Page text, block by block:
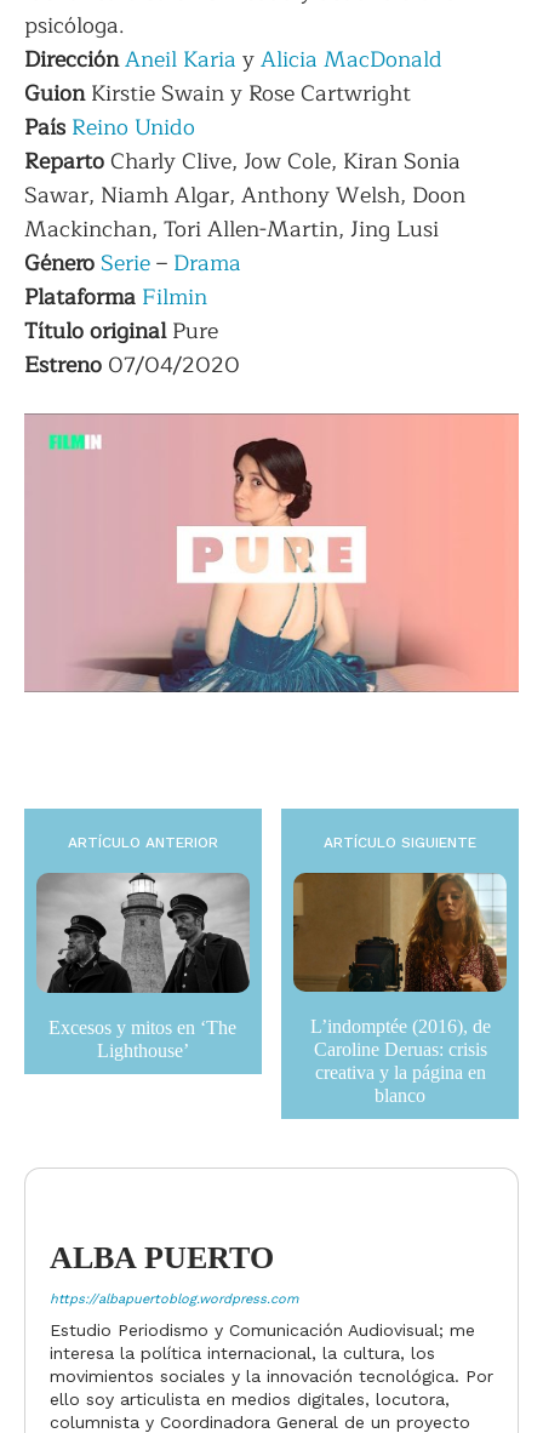
psicóloga.
DirecciónAneil Karia yAlicia MacDonald
GuionKirstie Swain y Rose Cartwright
País Reino Unido
RepartoCharly Clive, Jow Cole, Kiran Sonia
Sawar, Niamh Algar, Anthony Welsh, Doon
Mackinchan, Tori Allen-Martin, Jing Lusi
Género Serie– Drama
Plataforma Filmin
Título originalPure
Estreno 07/04/2020
ARTÍCULO ANTERIOR
Excesos y mitos en ‘The
Lighthouse’
ARTÍCULO SIGUIENTE
L’indomptée (2016), de
Caroline Deruas: crisis
creativa y la página en
blanco
ALBA PUERTO
https://albapuertoblog.wordpress.com
Estudio Periodismo y Comunicación Audiovisual; me
interesa la política internacional, la cultura, los
movimientos sociales y la innovación tecnológica. Por
ello soy articulista en medios digitales, locutora,
columnista y Coordinadora General de un proyecto